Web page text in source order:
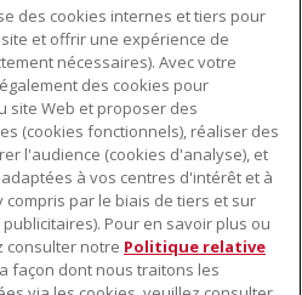
des cookies internes et tiers pour
et offrir une expérience de
nécessaires). Avec votre
des cookies pour
site Web et proposer des
(cookies fonctionnels), réaliser des
l'audience (cookies d'analyse), et
à vos centres d'intérêt et à
par le biais de tiers et sur
Pour en savoir plus ou
consulter notre Politique relative
façon dont nous traitons les